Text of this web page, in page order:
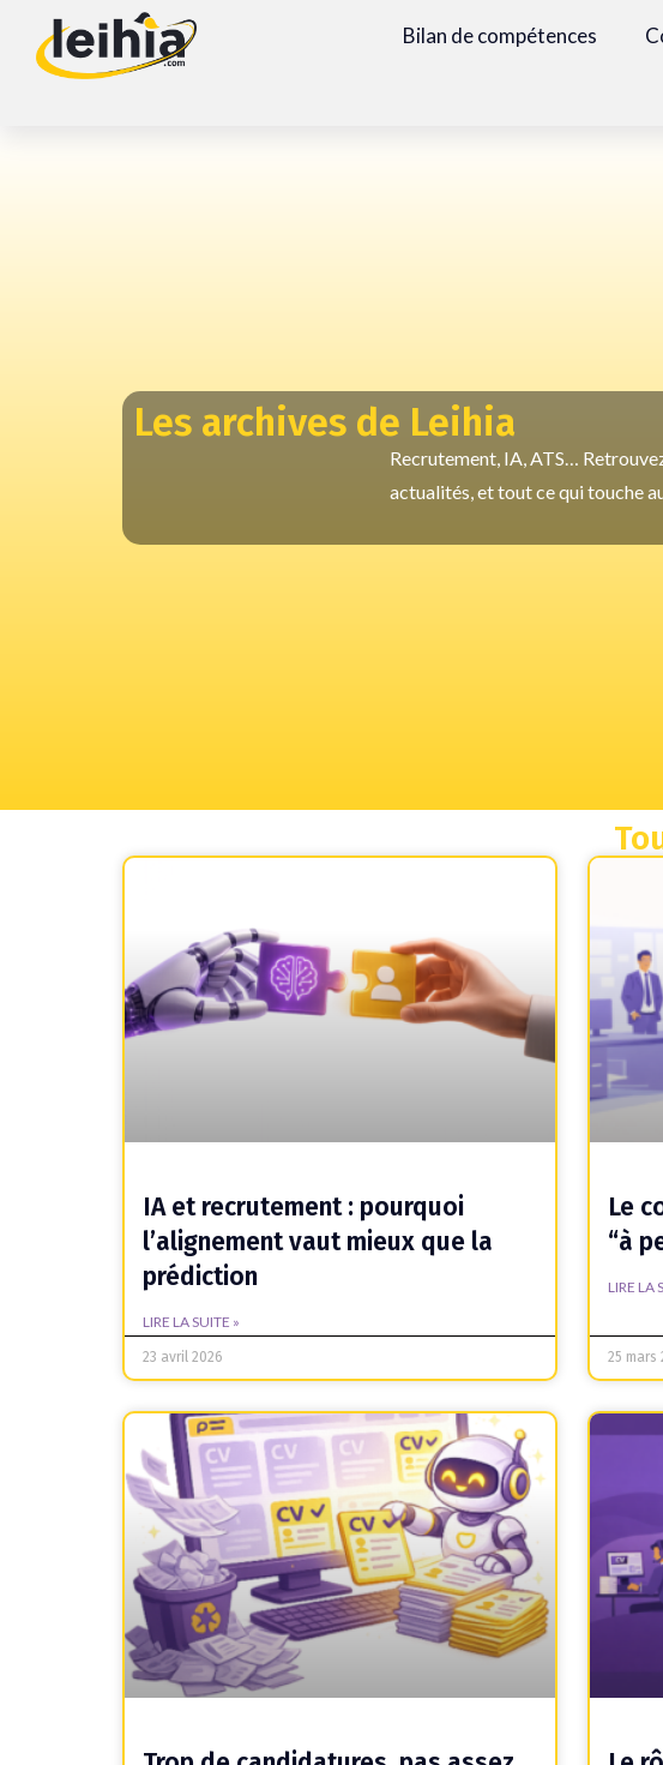
Bilan de compétences
Les archives de Leihia
Recrutement, IA, ATS…
actualités, et tout ce qui touche
IA et recrutement : pourquoi
l’alignement vaut mieux que la
prédiction
LIRE LA SUITE »
23 avril 2026
Le
“à
LIRE LA
25 mars